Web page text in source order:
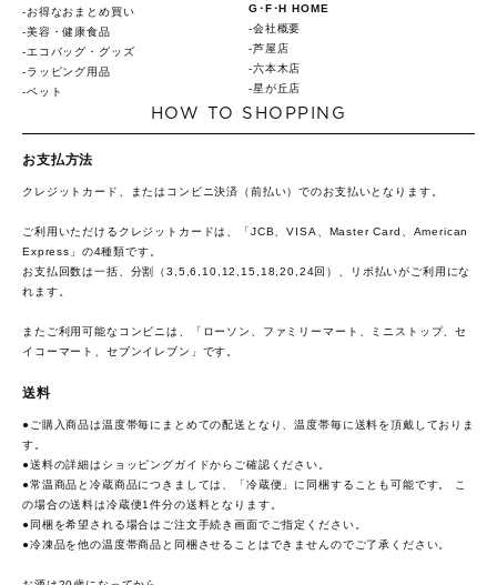
お得なおまとめ買い
美容・健康食品
エコバッグ・グッズ
ラッピング用品
ペット
G･F･H HOME
会社概要
芦屋店
六本木店
星が丘店
HOW TO SHOPPING
お支払方法
クレジットカード、またはコンビニ決済（前払い）でのお支払いとなります。
ご利用いただけるクレジットカードは、「JCB、VISA、Master Card、American
Express」の4種類です。
お支払回数は一括、分割（3,5,6,10,12,15,18,20,24回）、リボ払いがご利用にな
れます。
またご利用可能なコンビニは、「ローソン、ファミリーマート、ミニストップ、セ
イコーマート、セブンイレブン」です。
送料
●ご購入商品は温度帯毎にまとめての配送となり、温度帯毎に送料を頂戴しておりま
す。
●送料の詳細は ショッピングガイドからご確認ください。
●常温商品と冷蔵商品につきましては、「冷蔵便」に同梱することも可能です。 こ
の場合の送料は冷蔵便1件分の送料となります。
●同梱を希望される場合はご注文手続き画面でご指定ください。
●冷凍品を他の温度帯商品と同梱させることはできませんのでご了承ください。